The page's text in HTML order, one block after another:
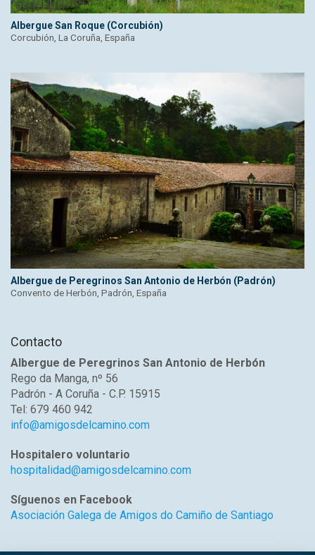
Albergue San Roque (Corcubión)
Corcubión, La Coruña, España
Albergue de Peregrinos San Antonio de Herbón (Padrón)
Convento de Herbón, Padrón, España
Contacto
Albergue de Peregrinos San Antonio de Herbón
Rego da Manga, nº 56
Padrón - A Coruña - C.P. 15915
Tel: 679 460 942
info@amigosdelcamino.com
Hospitalero voluntario
hospitalidad@amigosdelcamino.com
Síguenos en Facebook
Asociación Galega de Amigos do Camiño de Santiago